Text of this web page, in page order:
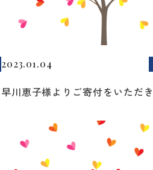
2023.01.04
早川恵子様よりご寄付をいただ